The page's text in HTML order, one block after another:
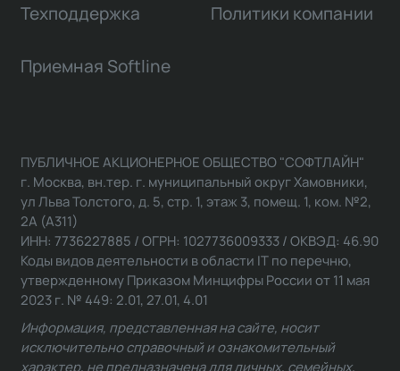
Техподдержка Политики компании
Приемная Softline
ПУБЛИЧНОЕ АКЦИОНЕРНОЕ ОБЩЕСТВО "СОФТЛАЙН"
г. Москва, вн.тер. г. муниципальный округ Хамовники,
ул Льва Толстого, д. 5, стр. 1, этаж 3, помещ. 1, ком. №2,
2А (А311)
ИНН: 7736227885 / ОГРН: 1027736009333 / ОКВЭД: 46.90
Коды видов деятельности в области IT по перечню,
утвержденному Приказом Минцифры России от 11 мая
2023 г. № 449: 2.01, 27.01, 4.01
Информация, представленная на сайте, носит
исключительно справочный и ознакомительный
характер, не предназначена для личных, семейных,